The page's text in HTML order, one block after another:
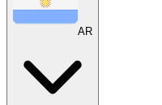
AR